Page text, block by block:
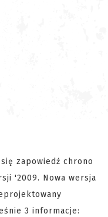
zapowiedź chrono
'2009. Nowa wersja
3 informacje: